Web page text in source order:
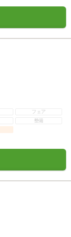
フェア
整備